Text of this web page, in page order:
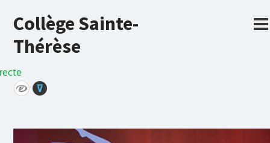
Collège Sainte-
Thérèse
⊽